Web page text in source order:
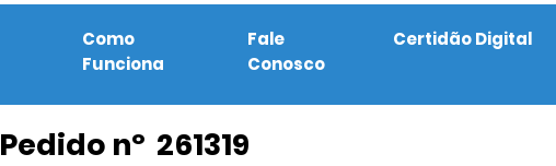
Como
Funciona
Fale
Conosco
Certidão Digital
Pedido nº 261319